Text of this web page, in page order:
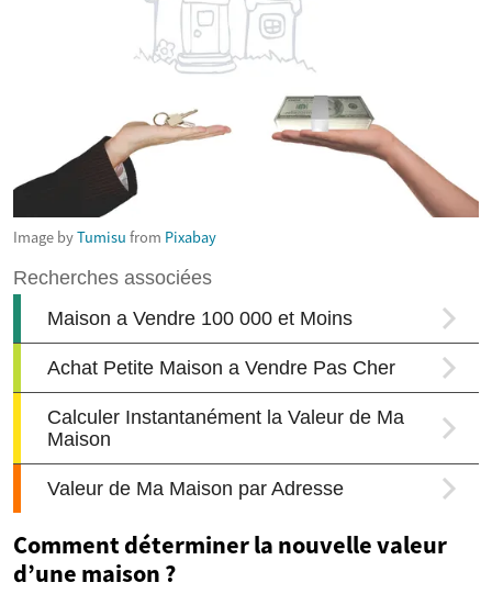
Image byTumisu from Pixabay
Comment déterminer la nouvelle valeur
d’une maison ?